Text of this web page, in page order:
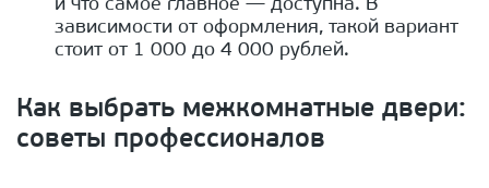
и что самое главное — доступна. В
зависимости от оформления, такой вариант
стоит от 1 000 до 4 000 рублей.
Как выбрать межкомнатные двери:
советы профессионалов